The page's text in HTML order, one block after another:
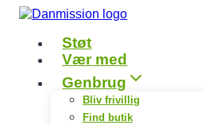
Fortsæt
indhold
Støt
Vær med
Genbrug
Bliv frivillig
Find butik